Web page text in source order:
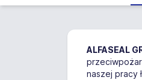
ALFASEAL
naszej pracy